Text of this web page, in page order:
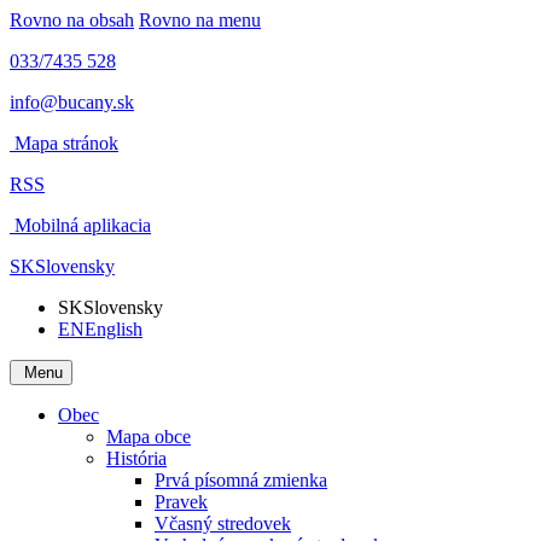
Rovno na obsah Rovno na menu
033/7435 528
info@bucany.sk
Mapa stránok
RSS
Mobilná aplikacia
SKSlovensky
SKSlovensky
ENEnglish
Menu
Obec
Mapa obce
História
Prvá písomná zmienka
Pravek
Včasný stredovek